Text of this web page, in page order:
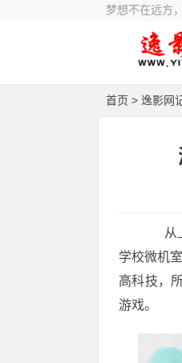
梦想不在远方
首页 > 逸影网
从上
学校微机
高科技，
游戏。